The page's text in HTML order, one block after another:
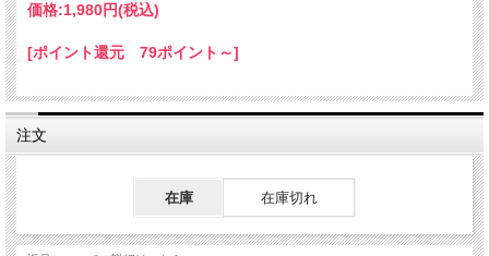
世界史全体を眺望し、日本の学問と大学の未来を切り拓く！
多田富雄＋榊原英資＋川勝平太
大学、そして学の未来へ
【大学システムの将来／21世紀の社会科学】
／加藤晴久訳=解題
ハイデガーの大学論
価格:1,980円(税込)
[ポイント還元 79ポイント～]
注文
在庫 在庫切れ